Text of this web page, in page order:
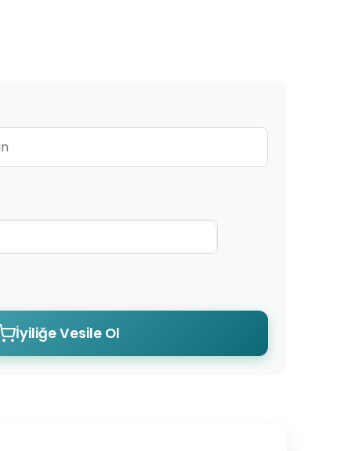
İyiliğe Vesile Ol